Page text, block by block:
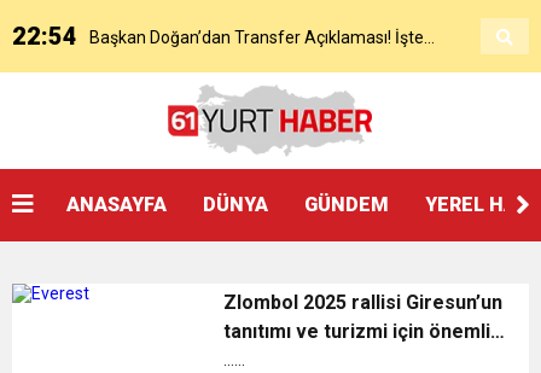
KAP’a Bildirdi
22:54 Başkan Doğan’dan Transfer Açıklaması! İşte
Mohamed Salah’ın Trabzon’da İlk Sözleri!
Başkan Ertuğrul Doğan Canlı Yayında Transferi
ANASAYFA DÜNYA GÜNDEM YEREL
Zlombol 2025 rallisi Giresun’un
tanıtımı ve turizmi için önemli
katkı sunacak